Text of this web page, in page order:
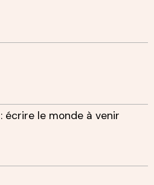
: écrire le monde à venir